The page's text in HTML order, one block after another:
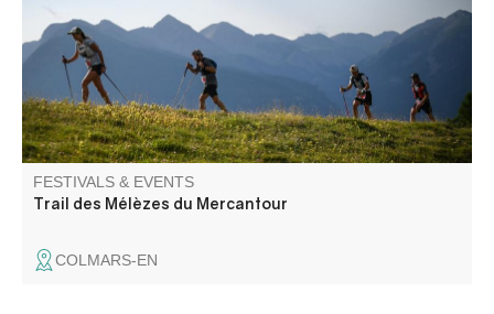
races.
FESTIVALS & EVENTS
Trail des Mélèzes du Mercantour
COLMARS-EN